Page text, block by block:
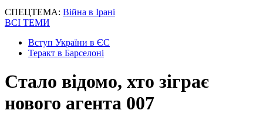
СПЕЦТЕМА: Війна в Ірані
ВСІ ТЕМИ
Вступ України в ЄС
Теракт в Барселоні
Стало відомо, хто зіграє
нового агента 007